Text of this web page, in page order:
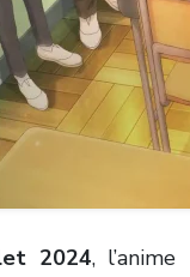
2024, l’anime